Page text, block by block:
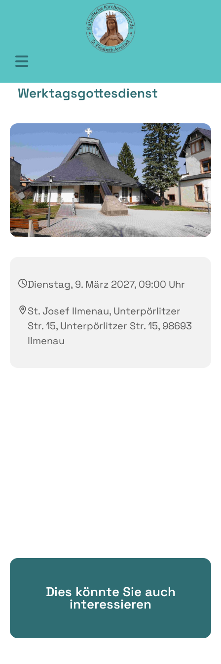
Werktagsgottesdienst
Dienstag, 9. März 2027, 09:00 Uhr
St. Josef Ilmenau, Unterpörlitzer
Str. 15, Unterpörlitzer Str. 15, 98693
Ilmenau
Dies könnte Sie auch
interessieren